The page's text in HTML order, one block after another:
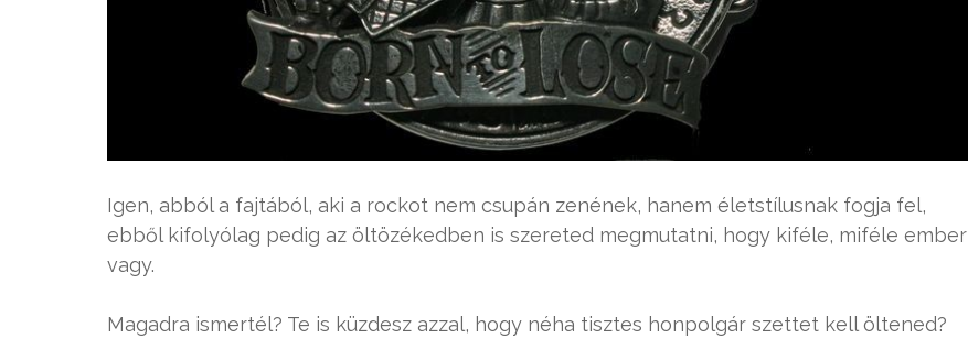
Igen, abból a fajtából, aki a rockot nem csupán zenének, hanem életstílusnak fogja fel,
ebből kifolyólag pedig az öltözékedben is szereted megmutatni, hogy kiféle, miféle ember
vagy.
Magadra ismertél? Te is küzdesz azzal, hogy néha tisztes honpolgár szettet kell öltened?